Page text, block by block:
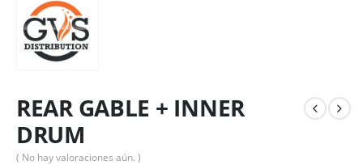
REAR GABLE + INNER
DRUM
( No hay valoraciones aún. )